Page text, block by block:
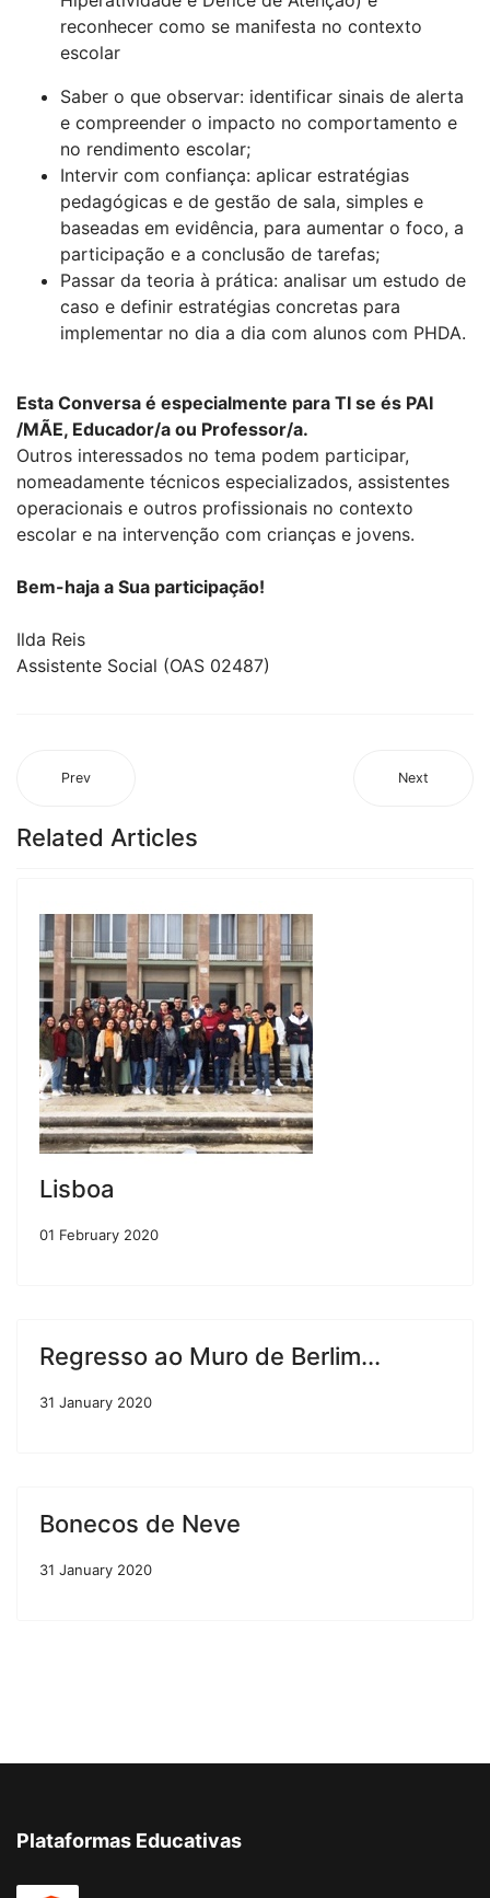
reconhecer como se manifesta no contexto
escolar
Saber o que observar: identificar sinais de alerta
e compreender o impacto no comportamento e
no rendimento escolar;
Intervir com confiança: aplicar estratégias
pedagógicas e de gestão de sala, simples e
baseadas em evidência, para aumentar o foco, a
participação e a conclusão de tarefas;
Passar da teoria à prática: analisar um estudo de
caso e definir estratégias concretas para
implementar no dia a dia com alunos com PHDA.
Esta Conversa é especialmente para TI se és PAI
/MÃE, Educador/a ou Professor/a.
Outros interessados no tema podem participar,
nomeadamente técnicos especializados, assistentes
operacionais e outros profissionais no contexto
escolar e na intervenção com crianças e jovens.
Bem-haja a Sua participação!
Ilda Reis
Assistente Social (OAS 02487)
Prev Next
Related Articles
Lisboa
01 February 2020
Regresso ao Muro de Berlim...
31 January 2020
Bonecos de Neve
31 January 2020
Plataformas Educativas